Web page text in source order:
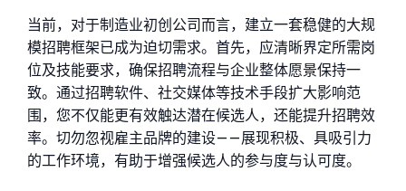
当前，对于制造业初创公司而言，建立一套稳健的大规
模招聘框架已成为迫切需求。首先，应清晰界定所需岗
位及技能要求，确保招聘流程与企业整体愿景保持一
致。通过招聘软件、社交媒体等技术手段扩大影响范
围，您不仅能更有效触达潜在候选人，还能提升招聘效
率。切勿忽视雇主品牌的建设——展现积极、具吸引力
的工作环境，有助于增强候选人的参与度与认可度。